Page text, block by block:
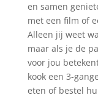
en samen
met een film of
Alleen jij weet
maar als je de
voor jou
kook een 3-
eten of bestel